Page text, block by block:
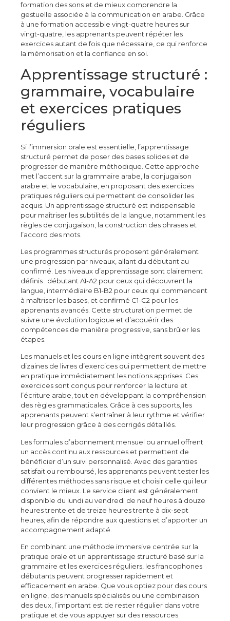
formation des sons et de mieux comprendre la
gestuelle associée à la communication en arabe. Grâce
à une formation accessible vingt-quatre heures sur
vingt-quatre, les apprenants peuvent répéter les
exercices autant de fois que nécessaire, ce qui renforce
la mémorisation et la confiance en soi.
Apprentissage structuré :
grammaire, vocabulaire
et exercices pratiques
réguliers
Si l’immersion orale est essentielle, l’apprentissage
structuré permet de poser des bases solides et de
progresser de manière méthodique. Cette approche
met l’accent sur la grammaire arabe, la conjugaison
arabe et le vocabulaire, en proposant des exercices
pratiques réguliers qui permettent de consolider les
acquis. Un apprentissage structuré est indispensable
pour maîtriser les subtilités de la langue, notamment les
règles de conjugaison, la construction des phrases et
l’accord des mots.
Les programmes structurés proposent généralement
une progression par niveaux, allant du débutant au
confirmé. Les niveaux d’apprentissage sont clairement
définis : débutant A1-A2 pour ceux qui découvrent la
langue, intermédiaire B1-B2 pour ceux qui commencent
à maîtriser les bases, et confirmé C1-C2 pour les
apprenants avancés. Cette structuration permet de
suivre une évolution logique et d’acquérir des
compétences de manière progressive, sans brûler les
étapes.
Les manuels et les cours en ligne intègrent souvent des
dizaines de livres d’exercices qui permettent de mettre
en pratique immédiatement les notions apprises. Ces
exercices sont conçus pour renforcer la lecture et
l’écriture arabe, tout en développant la compréhension
des règles grammaticales. Grâce à ces supports, les
apprenants peuvent s’entraîner à leur rythme et vérifier
leur progression grâce à des corrigés détaillés.
Les formules d’abonnement mensuel ou annuel offrent
un accès continu aux ressources et permettent de
bénéficier d’un suivi personnalisé. Avec des garanties
satisfait ou remboursé, les apprenants peuvent tester les
différentes méthodes sans risque et choisir celle qui leur
convient le mieux. Le service client est généralement
disponible du lundi au vendredi de neuf heures à douze
heures trente et de treize heures trente à dix-sept
heures, afin de répondre aux questions et d’apporter un
accompagnement adapté.
En combinant une méthode immersive centrée sur la
pratique orale et un apprentissage structuré basé sur la
grammaire et les exercices réguliers, les francophones
débutants peuvent progresser rapidement et
efficacement en arabe. Que vous optiez pour des cours
en ligne, des manuels spécialisés ou une combinaison
des deux, l’important est de rester régulier dans votre
pratique et de vous appuyer sur des ressources